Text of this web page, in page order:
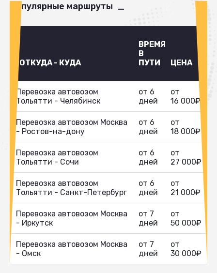
Популярные маршруты
ОТКУДА - КУДА
ВРЕМЯ
В
ПУТИ
ЦЕНА
Перевозка автовозом
Тольятти - Челябинск
от 6
дней
от
16 000₽
Перевозка автовозом Москва
- Ростов-на-дону
от 6
дней
от
18 000₽
Перевозка автовозом
Тольятти - Сочи
от 6
дней
от
27 000₽
Перевозка автовозом
Тольятти - Санкт-Петербург
от 6
дней
от
21 000₽
Перевозка автовозом Москва
- Иркутск
от 7
дней
от
50 000₽
Перевозка автовозом Москва
- Омск
от 7
дней
от
30 000₽